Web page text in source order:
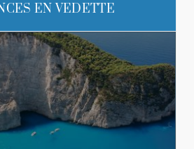
EN VEDETTE